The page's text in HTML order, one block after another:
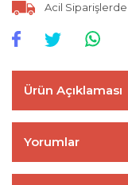
Acil
Ürün Açıklaması
Yorumlar